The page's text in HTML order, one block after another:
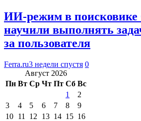
ИИ-режим в поисковике
научили выполнять
за пользователя
Ferra.ru3 недели спустя 0
Август 2026
Пн Вт Ср Чт Пт Сб Вс
1
2
3
4 5 6 7 8
9
10 11 12 13 14 15 16